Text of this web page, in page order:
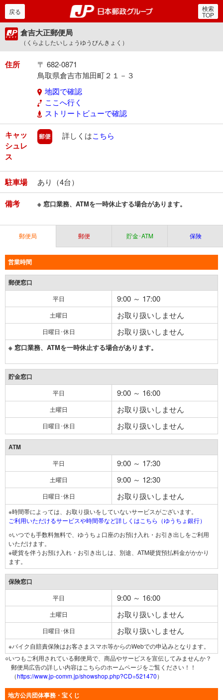
郵便局・日本郵政グルー
戻る 検索
TOP
倉吉大正郵便局
（くらよしたいしょうゆうびんきょく）
住所
〒 682-0871
鳥取県倉吉市旭田町２１－３
地図で確認
ここへ行く
ストリートビューで確認
キャッ
シュレ
ス
郵便
詳しくはこちら
駐車場 あり（4台）
備考 ※ 窓口業務、ATMを一時休止する場合があります。
郵便局 郵便 貯金･ATM 保険
営業時間
郵便窓口
平日 9:00 ～ 17:00
土曜日 お取り扱いしません
日曜日･休日 お取り扱いしません
※ 窓口業務、ATMを一時休止する場合があります。
貯金窓口
平日 9:00 ～ 16:00
土曜日 お取り扱いしません
日曜日･休日 お取り扱いしません
ATM
平日 9:00 ～ 17:30
土曜日 9:00 ～ 12:30
日曜日･休日 お取り扱いしません
※時間帯によっては、お取り扱いをしていないサービスがございます。
ご利用いただけるサービスや時間帯など詳しくはこちら（ゆうちょ銀行）
○いつでも手数料無料で、ゆうちょ口座のお預け入れ・お引き出しをご利用
いただけます。
※硬貨を伴うお預け入れ・お引き出しは、別途、ATM硬貨預払料金がかかり
ます。
保険窓口
平日 9:00 ～ 16:00
土曜日 お取り扱いしません
日曜日･休日 お取り扱いしません
※バイク自賠責保険はお客さまスマホ等からのWebでの申込みとなります。
○いつもご利用されている郵便局で、商品やサービスを宣伝してみませんか？
郵便局広告の詳しい内容はこちらのホームページをご覧ください！！
（https://www.jp-comm.jp/showshop.php?CD=521470）
地方公共団体事務・宝くじ